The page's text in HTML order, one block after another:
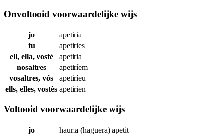
Onvoltooid voorwaardelijke wijs
jo
apetiria
tu
apetiries
ell, ella, vostè
apetiria
nosaltres
apetiríem
vosaltres, vós
apetiríeu
ells, elles, vostès apetirien
Voltooid voorwaardelijke wijs
jo hauria (haguera) apetit